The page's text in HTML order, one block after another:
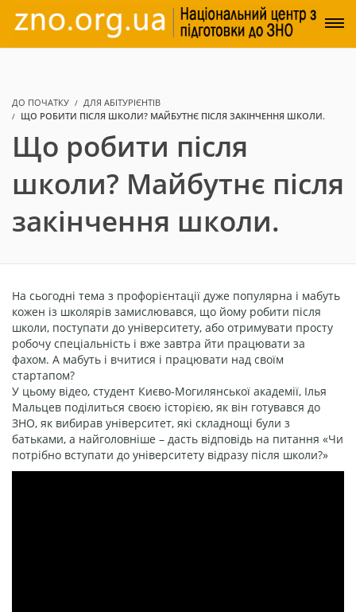
ДО ПОЧАТКУ
ДЛЯ АБІТУРІЄНТІВ
ЩО РОБИТИ ПІСЛЯ ШКОЛИ? МАЙБУТНЄ ПІСЛЯ ЗАКІНЧЕННЯ ШКОЛИ.
Що робити після
школи? Майбутнє після
закінчення школи.
На сьогодні тема з профорієнтації дуже популярна і мабуть
кожен із школярів замислювався, що йому робити після
школи, поступати до університету, або отримувати просту
робочу спеціальність і вже завтра йти працювати за
фахом. А мабуть і вчитися і працювати над своїм
стартапом?
У цьому відео, студент Києво-Могилянської академії, Ілья
Мальцев поділиться своєю історією, як він готувався до
ЗНО, як вибирав університет, які складнощі були з
батьками, а найголовніше – дасть відповідь на питання «Чи
потрібно вступати до університету відразу після школи?»